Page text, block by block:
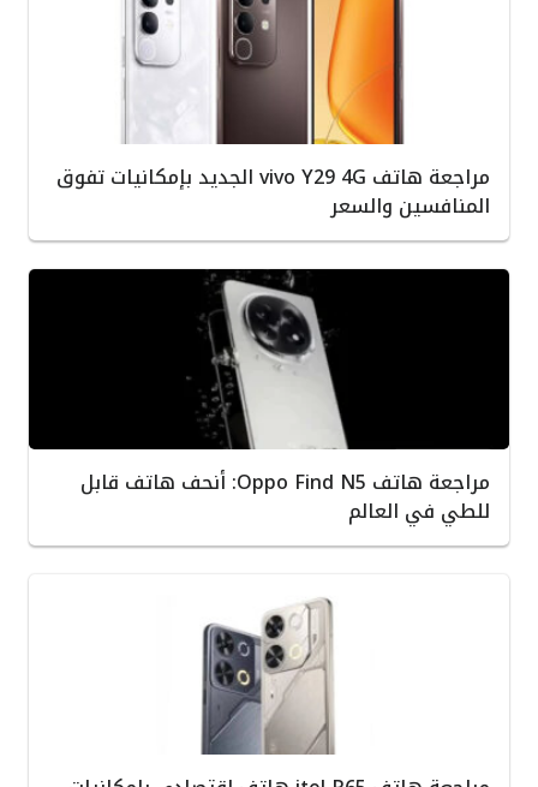
مراجعة هاتف vivo Y29 4G الجديد بإمكانيات تفوق
المنافسين والسعر
مراجعة هاتف Oppo Find N5: أنحف هاتف قابل
للطي في العالم